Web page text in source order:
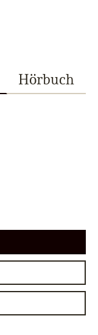
Hörbuch